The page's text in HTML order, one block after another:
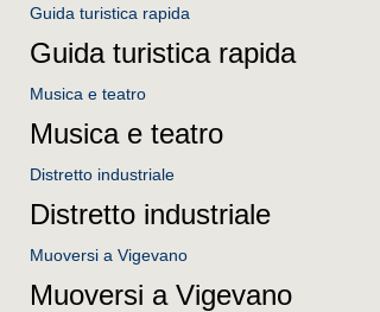
Guida turistica rapida
Guida turistica rapida
Musica e teatro
Musica e teatro
Distretto industriale
Distretto industriale
Muoversi a Vigevano
Muoversi a Vigevano